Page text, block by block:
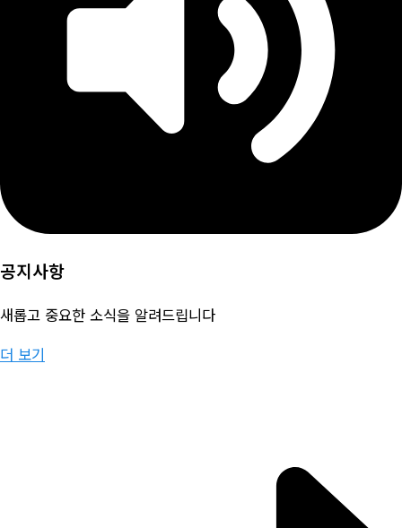
공지사항
새롭고 중요한 소식을 알려드립니다
더 보기